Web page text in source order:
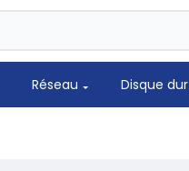
Réseau Disque